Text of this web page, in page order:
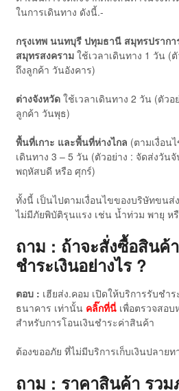
ในการเดินทาง ดังนี้.-
กรุงเทพ นนทบุรี ปทุมธานี สมุทรปราก
สมุทรสงครามใช้เวลาเดินทาง 1 วัน (
ถึงลูกค้า วันอังคาร)
ต่างจังหวัดใช้เวลาเดินทาง 2 วัน (ตัวอ
ลูกค้า วันพุธ)
พื้นที่เกาะ และพื้นที่ห่างไกล (ตามเงื่อน
เดินทาง 3 – 5 วัน (ตัวอย่าง : จัดส่งวัน
พฤหัสบดี หรือ ศุกร์)
ทั้งนี้ เป็นไปตามเงื่อนไขของบริษัทขน
ไม่มีภัยพิบัติรุนแรง เช่น น้ำท่วม พายุ ห
ถาม : ถ้าจะสั่งซื้อสินค้
ชำระเงินอย่างไร ?
ตอบ : เฮียส่ง.คอม เปิดให้บริการรับชำ
ธนาคาร เท่านั้น คลิ๊กที่นี่เพื่อตรวจสอ
สำหรับการโอนเงินชำระค่าสินค้า
ต้องขออภัย ที่ไม่มีบริการเก็บเงินปลายท
ถาม : ราคาสินค้า รว